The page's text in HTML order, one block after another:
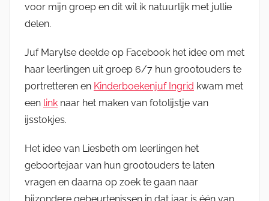
voor mijn groep en dit wil ik natuurlijk met jullie
delen.
Juf Marylse deelde op Facebook het idee om met
haar leerlingen uit groep 6/7 hun grootouders te
portretteren en Kinderboekenjuf Ingrid kwam met
een link naar het maken van fotolijstje van
ijsstokjes.
Het idee van Liesbeth om leerlingen het
geboortejaar van hun grootouders te laten
vragen en daarna op zoek te gaan naar